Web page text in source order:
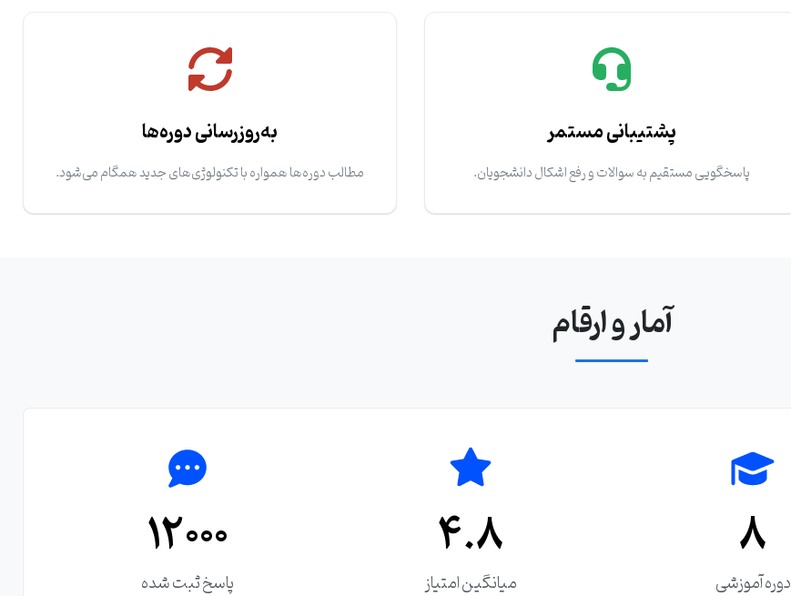
پشتیبانی مستمر
پاسخگویی مستقیم به سوالات و رفع اشکال دانشجویان.
به‌روزرسانی دوره‌ها
مطالب دوره‌ها همواره با تکنولوژی‌های جدید همگام می‌شود.
آمار و ارقام
8
دوره آموزشی
۴.۸
میانگین امتیاز
۱۲‌۰۰۰
پاسخ ثبت شده